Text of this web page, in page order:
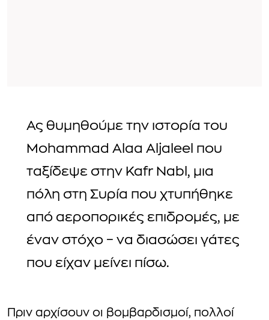
Ας θυμηθούμε την ιστορία του
Mohammad Alaa Aljaleel που
ταξίδεψε στην Kafr Nabl, μια
πόλη στη Συρία που χτυπήθηκε
από αεροπορικές επιδρομές, με
έναν στόχο – να διασώσει γάτες
που είχαν μείνει πίσω.
Πριν αρχίσουν οι βομβαρδισμοί, πολλοί